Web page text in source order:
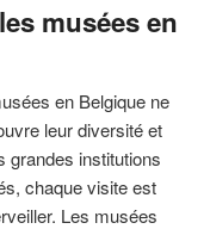
musées en
en Belgique ne
leur diversité et
grandes institutions
chaque visite est
Les musées